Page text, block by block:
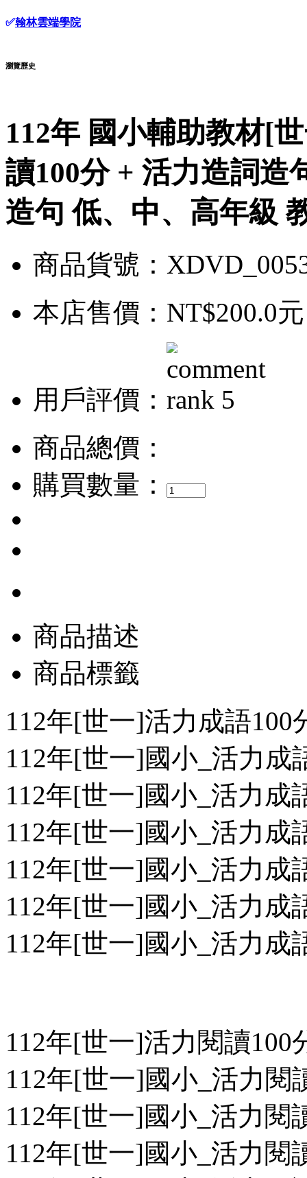
✅翰林雲端學院
瀏覽歷史
112年 國小輔助教材[
讀100分 + 活力造詞造
造句 低、中、高年級
商品貨號：
本店售價： NT$200.0元
用戶評價：
商品總價：
購買數量：
商品描述
商品標籤
112年[世一]活力成語100
112年[世一]國小_活力成
112年[世一]國小_活力成
112年[世一]國小_活力成
112年[世一]國小_活力成
112年[世一]國小_活力成
112年[世一]國小_活力成
112年[世一]活力閱讀100
112年[世一]國小_活力閱
112年[世一]國小_活力閱
112年[世一]國小_活力閱